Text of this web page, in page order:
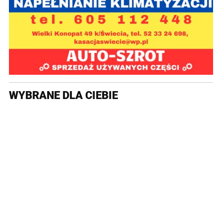
WYBRANE DLA CIEBIE